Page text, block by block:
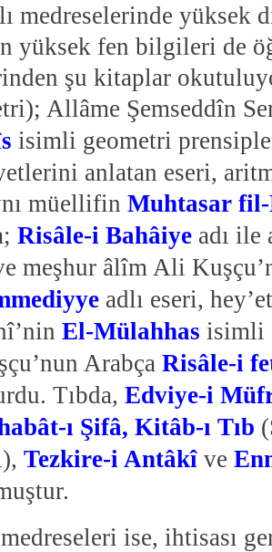
medreselerinde yüksek
yüksek fen bilgileri de
şu kitaplar
Allâme Şemseddîn
isimli geometri
anlatan eseri,
müellifin Muhtasar
Risâle-i Bahâiyeadı ile
meşhur âlîm Ali
adlı eseri,
El-Mülahhas isimli
Arabça Risâle-i
Tıbda, Edviye-i
ı Şifâ, Kitâb-ı Tıb
Tezkire-i Antâkîve
ise, ihtisası